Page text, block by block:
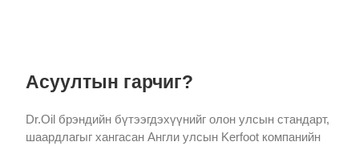
Асуултын гарчиг?
Dr.Oil брэндийн бүтээгдэхүүнийг олон улсын стандарт,
шаардлагыг хангасан Англи улсын Kerfoot компанийн